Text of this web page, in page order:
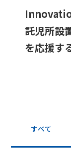
初の
未来
ケ
ケ
すべて